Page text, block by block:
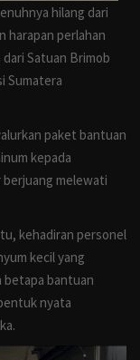
hilang dari
harapan perlahan
Satuan Brimob
Sumatera
paket bantuan
kepada
berjuang melewati
kehadiran personel
kecil yang
betapa bantuan
nyata